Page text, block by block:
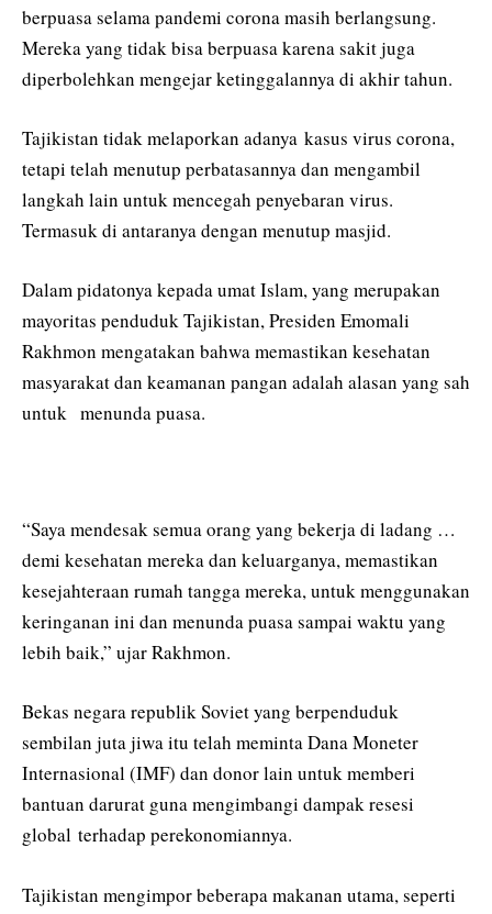
berpuasa selama pandemi corona masih berlangsung.
Mereka yang tidak bisa berpuasa karena sakit juga
diperbolehkan mengejar ketinggalannya di akhir tahun.
Tajikistan tidak melaporkan adanya kasus virus corona,
tetapi telah menutup perbatasannya dan mengambil
langkah lain untuk mencegah penyebaran virus.
Termasuk di antaranya dengan menutup masjid.
Dalam pidatonya kepada umat Islam, yang merupakan
mayoritas penduduk Tajikistan, Presiden Emomali
Rakhmon mengatakan bahwa memastikan kesehatan
masyarakat dan keamanan pangan adalah alasan yang sah
untuk menunda puasa.
“Saya mendesak semua orang yang bekerja di ladang …
demi kesehatan mereka dan keluarganya, memastikan
kesejahteraan rumah tangga mereka, untuk menggunakan
keringanan ini dan menunda puasa sampai waktu yang
lebih baik,” ujar Rakhmon.
Bekas negara republik Soviet yang berpenduduk
sembilan juta jiwa itu telah meminta Dana Moneter
Internasional (IMF) dan donor lain untuk memberi
bantuan darurat guna mengimbangi dampak resesi
global terhadap perekonomiannya.
Tajikistan mengimpor beberapa makanan utama, seperti